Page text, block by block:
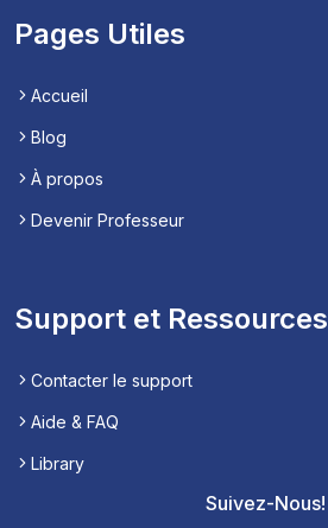
Pages Utiles
Accueil
Blog
À propos
Devenir Professeur
Support et Ressources
Contacter le support
Aide & FAQ
Library
Suivez-Nous!